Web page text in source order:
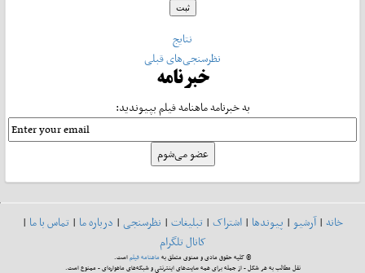
نتایج
نظرسنجی‌های قبلی
خبرنامه
به خبرنامه ماهنامه فیلم بپیوندید:
خانه|آرشیو| پیوندها| اشتراک| تبلیغات| نظرسنجی| درباره ما| تماس با ما|
کانال تلگرام
© کلیه حقوق مادی و معنوی متعلق بهماهنامه فیلماست.
نقل مطالب به هر شکل - از جمله برای همه سایت‌های اینترنتی و شبکه‌های ماهواره‌ای - ممنوع است.